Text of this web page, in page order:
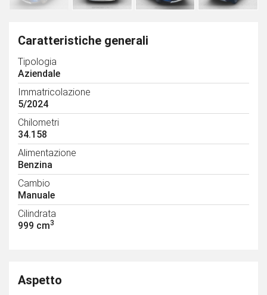
Caratteristiche generali
Tipologia
Aziendale
Immatricolazione
5/2024
Chilometri
34.158
Alimentazione
Benzina
Cambio
Manuale
Cilindrata
999 cm3
Aspetto